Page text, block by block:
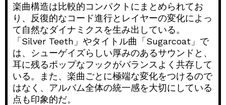
楽曲構造は比較的コンパクトにまとめられてお
り、反復的なコード進行とレイヤーの変化によっ
て自然なダイナミクスを生み出している。
「Silver Teeth」やタイトル曲「Sugarcoat」で
は、シューゲイズらしい厚みのあるサウンドと、
耳に残るポップなフックがバランスよく共存して
いる。また、楽曲ごとに極端な変化をつけるので
はなく、アルバム全体の統一感を大切にしている
点も印象的だ。